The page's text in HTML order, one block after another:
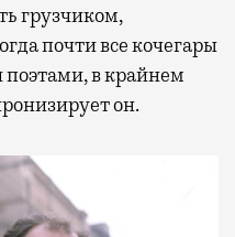
грузчиком,
почти все кочегары
в крайнем
он.